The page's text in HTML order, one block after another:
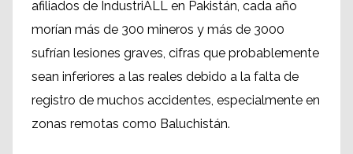
afiliados de IndustriALL en Pakistán, cada año
morían más de 300 mineros y más de 3000
sufrían lesiones graves, cifras que probablemente
sean inferiores a las reales debido a la falta de
registro de muchos accidentes, especialmente en
zonas remotas como Baluchistán.